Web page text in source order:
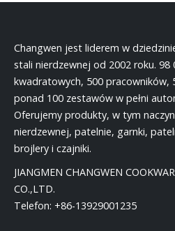
Changwen jest liderem w
stali nierdzewnej od 2002 roku. 98
kwadratowych, 500 pracowników,
ponad 100 zestawów w pełni
Oferujemy produkty, w tym
nierdzewnej, patelnie, garnki,
brojlery i czajniki.
JIANGMEN CHANGWEN
CO.,LTD.
Telefon: +86-13929001235